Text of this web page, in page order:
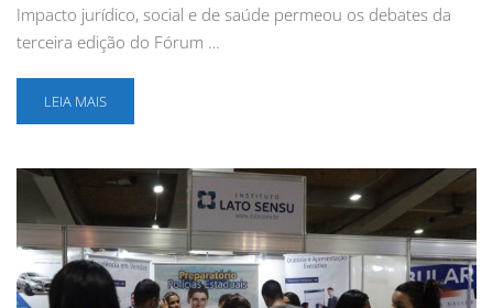
Impacto jurídico, social e de saúde permeou os debates da
terceira edição do Fórum …
LEIA MAIS